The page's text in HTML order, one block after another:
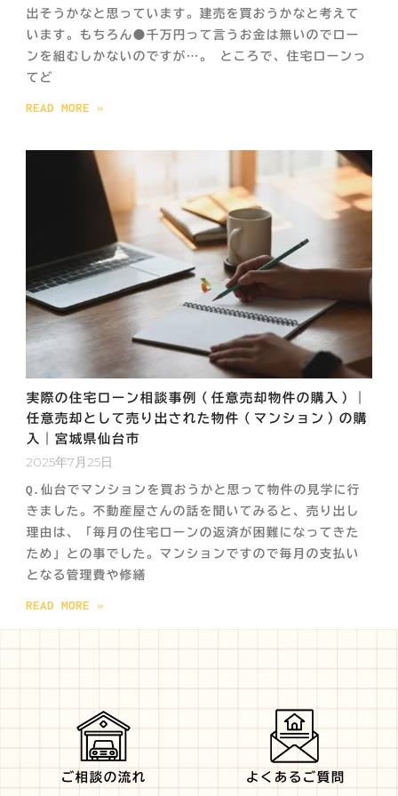
出そうかなと思っています。建売を買おうかなと考えて
います。もちろん●千万円って言うお金は無いのでロー
ンを組むしかないのですが…。 ところで、住宅ローンっ
てど
READ MORE »
実際の住宅ローン相談事例（任意売却物件の購入）｜
任意売却として売り出された物件（マンション）の購
入｜宮城県仙台市
2025年7月25日
Q.仙台でマンションを買おうかと思って物件の見学に行
きました。不動産屋さんの話を聞いてみると、売り出し
理由は、「毎月の住宅ローンの返済が困難になってきた
ため」との事でした。マンションですので毎月の支払い
となる管理費や修繕
READ MORE »
ご相談の流れ よくあるご質問